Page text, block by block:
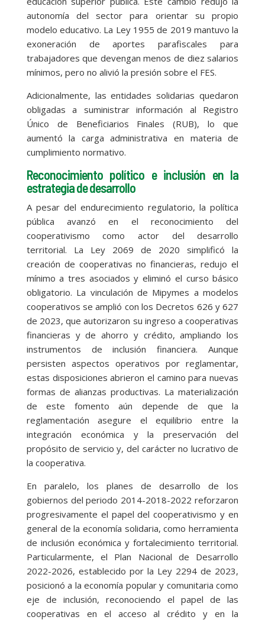
autonomía del sector para orientar su propio
modelo educativo. La Ley 1955 de 2019 mantuvo la
exoneración de aportes parafiscales para
trabajadores que devengan menos de diez salarios
mínimos, pero no alivió la presión sobre el FES.
Adicionalmente, las entidades solidarias quedaron
obligadas a suministrar información al Registro
Único de Beneficiarios Finales (RUB), lo que
aumentó la carga administrativa en materia de
cumplimiento normativo.
Reconocimiento político e inclusión en la
estrategia de desarrollo
A pesar del endurecimiento regulatorio, la política
pública avanzó en el reconocimiento del
cooperativismo como actor del desarrollo
territorial. La Ley 2069 de 2020 simplificó la
creación de cooperativas no financieras, redujo el
mínimo a tres asociados y eliminó el curso básico
obligatorio. La vinculación de Mipymes a modelos
cooperativos se amplió con los Decretos 626 y 627
de 2023, que autorizaron su ingreso a cooperativas
financieras y de ahorro y crédito, ampliando los
instrumentos de inclusión financiera. Aunque
persisten aspectos operativos por reglamentar,
estas disposiciones abrieron el camino para nuevas
formas de alianzas productivas. La materialización
de este fomento aún depende de que la
reglamentación asegure el equilibrio entre la
integración económica y la preservación del
propósito de servicio y, del carácter no lucrativo de
la cooperativa.
En paralelo, los planes de desarrollo de los
gobiernos del periodo 2014-2018-2022 reforzaron
progresivamente el papel del cooperativismo y en
general de la economía solidaria, como herramienta
de inclusión económica y fortalecimiento territorial.
Particularmente, el Plan Nacional de Desarrollo
2022-2026, establecido por la Ley 2294 de 2023,
posicionó a la economía popular y comunitaria como
eje de inclusión, reconociendo el papel de las
cooperativas en el acceso al crédito y en la